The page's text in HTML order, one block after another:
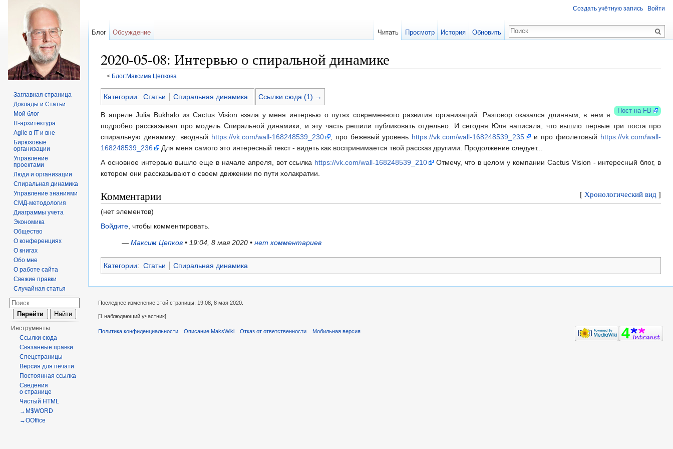
2020-05-08: Интервью о спиральной динамике
< Блог:Максима Цепкова
Категории: Статьи Спиральная динамика Ссылки сюда (1) →
Пост на FB
В апреле Julia Bukhalo из Cactus Vision взяла у меня интервью о путях современного развития организаций. Разговор оказался длинным, в нем я
подробно рассказывал про модель Спиральной динамики, и эту часть решили публиковать отдельно. И сегодня Юля написала, что вышло первые три поста про
спиральную динамику: вводный https://vk.com/wall-168248539_230 , про бежевый уровень https://vk.com/wall-168248539_235 и про фиолетовый https://vk.com/wall-
168248539_236
Для меня самого это интересный текст - видеть как воспринимается твой рассказ другими. Продолжение следует...
А основное интервью вышло еще в начале апреля, вот ссылка https://vk.com/wall-168248539_210
Отмечу, что в целом у компании Cactus Vision - интересный блог, в
котором они рассказывают о своем движении по пути холакратии.
[ Хронологический вид ]
Комментарии
(нет элементов)
Войдите , чтобы комментировать.
— Максим Цепков • 19:04, 8 мая 2020 • нет комментариев
Категории: Статьи Спиральная динамика
Создать учётную запись Войти
Блог Обсуждение Читать Просмотр История Обновить
Заглавная страница
Доклады и Статьи
Мой блог
IT-архитектура
Agile в IT и вне
Бирюзовые
организации
Управление
проектами
Люди и организации
Спиральная динамика
Управление знаниями
СМД-методология
Диаграммы учета
Экономика
Общество
О конференциях
О книгах
Обо мне
О работе сайта
Свежие правки
Случайная статья
Инструменты
Ссылки сюда
Связанные правки
Спецстраницы
Версия для печати
Постоянная ссылка
Сведения
о странице
Чистый HTML
→M$WORD
→OOffice
Последнее изменение этой страницы: 19:08, 8 мая 2020.
[1 наблюдающий участник]
Политика конфиденциальности Описание MaksWiki Отказ от ответственности Мобильная версия